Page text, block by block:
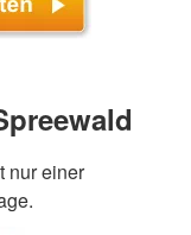
nur einer